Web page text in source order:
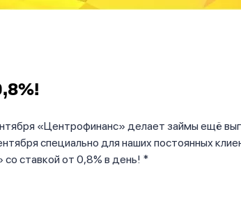
«Центрофинанс» делает займы ещё
специально для наших постоянных
ставкой от 0,8% в день! *